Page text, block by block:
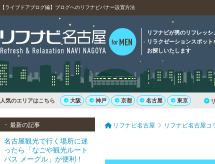
【ライブドアブログ編】ブログへのリフナビバナー設置方法
リフナビが男のリフレッシ
リラクゼーションスポット
お探しいたします
人気のエリアはこちら 大阪 神戸 京都 名古屋 東京
最新の記事
名古屋観光で行く場所に迷
ったら「なごや観光ルート
バス メーグル」が便利！
リフナビ名古屋 リフナビ名古屋コ